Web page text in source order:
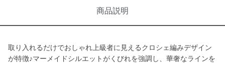
商品説明
取り入れるだけでおしゃれ上級者に見えるクロシェ編みデザイン
が特徴♪マーメイドシルエットがくびれを強調し、華奢なラインを